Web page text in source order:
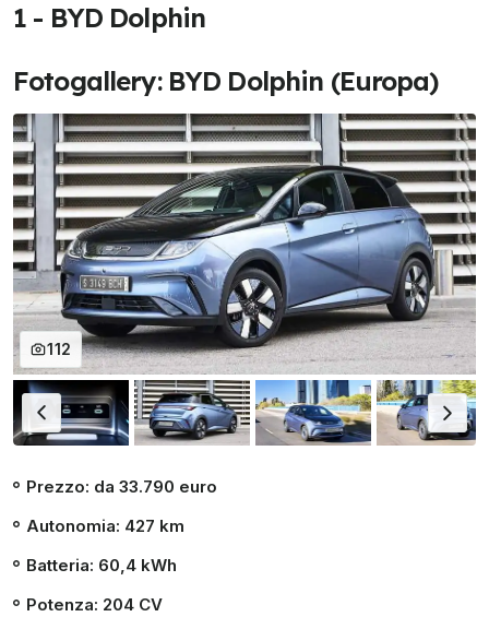
1 - BYD Dolphin
Fotogallery: BYD Dolphin (Europa)
112
Prezzo: da 33.790 euro
Autonomia: 427 km
Batteria: 60,4 kWh
Potenza: 204 CV